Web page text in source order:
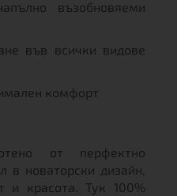
възобновяеми
във всички видове
комфорт
от перфектно
в новаторски дизайн,
и красота. Тук 100%